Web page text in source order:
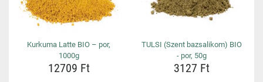
Kurkuma Latte BIO – por,
1000g
12709 Ft
TULSI (Szent bazsalikom) BIO
- por, 50g
3127 Ft